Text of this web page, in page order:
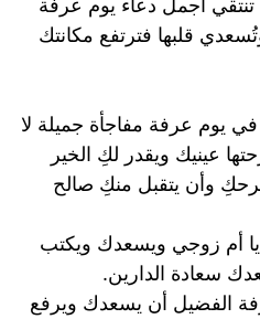
تنتقي أجمل دعاء يوم عرفة
قلبها فترتفع مكانتك
يوم عرفة مفاجأة جميلة لا
عينيك ويقدر لكِ الخير
وأن يتقبل منكِ صالح
يا أم زوجي ويسعدك ويكتب
سعادة الدارين.
الفضيل أن يسعدك ويرفع